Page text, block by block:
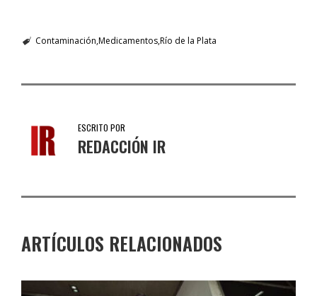
Contaminación MedicamentosRío de la Plata
ESCRITO POR
REDACCIÓN IR
ARTÍCULOS RELACIONADOS